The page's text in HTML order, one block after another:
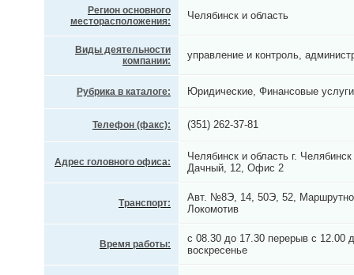
Регион основного
месторасположения:
Челябинск и область
Виды деятельности
компании:
управление и контроль,
Рубрика в каталоге: Юридические, Финансовые услуги
Телефон (факс): (351) 262-37-81
Адрес головного офиса:
Челябинск и область г.
Дачный, 12, Офис 2
Транспорт:
Авт. №8Э, 14, 50Э, 52,
Локомотив
Время работы:
с 08.30 до 17.30 перерыв с 12.00
воскресенье